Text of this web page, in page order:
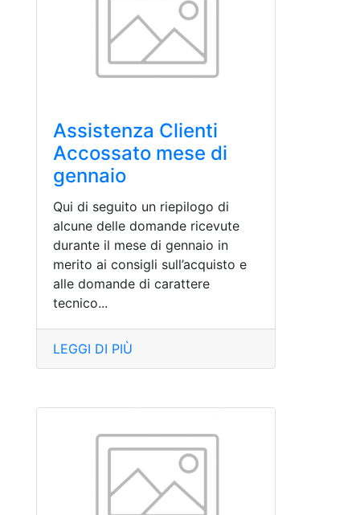
Assistenza Clienti
Accossato mese di
gennaio
Qui di seguito un riepilogo di
alcune delle domande ricevute
durante il mese di gennaio in
merito ai consigli sull’acquisto e
alle domande di carattere
tecnico...
LEGGI DI PIÙ